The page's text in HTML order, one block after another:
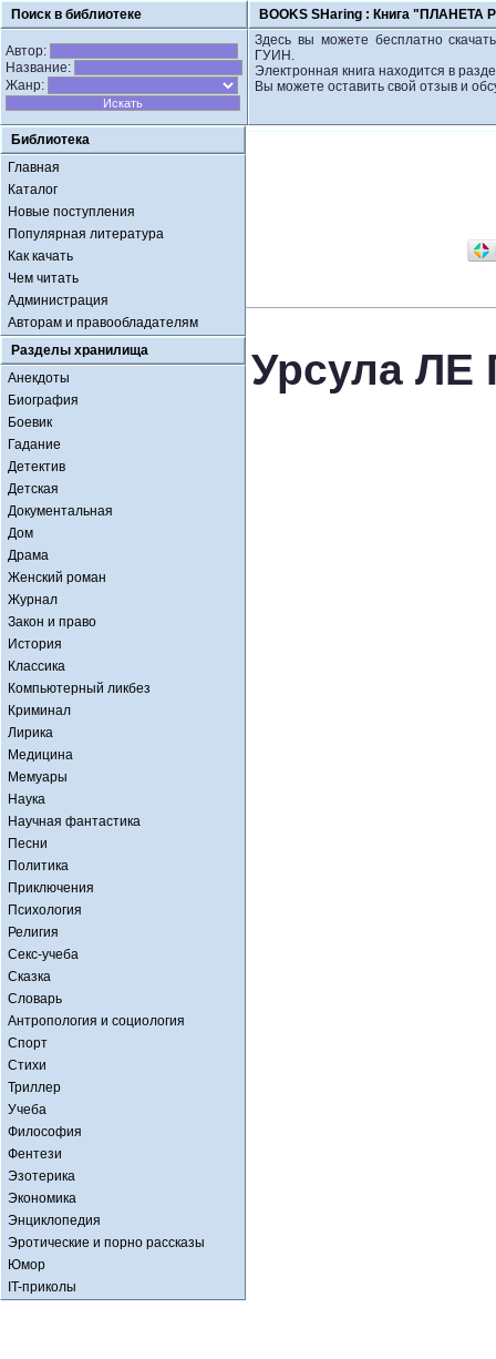
Поиск в библиотеке BOOKS SHaring : Книга "ПЛАНЕТА
Автор:
Название:
Жанр:
Здесь вы можете бесплатно
ГУИН.
Электронная книга находится в
Вы можете оставить свой отзыв и
Библиотека
Главная
Каталог
Новые поступления
Популярная литература
Как качать
Чем читать
Администрация
Авторам и правообладателям
Разделы хранилища
Анекдоты
Биография
Боевик
Гадание
Детектив
Детская
Документальная
Дом
Драма
Женский роман
Журнал
Закон и право
История
Классика
Компьютерный ликбез
Криминал
Лирика
Медицина
Мемуары
Наука
Научная фантастика
Песни
Политика
Приключения
Психология
Религия
Секс-учеба
Сказка
Словарь
Антропология и социология
Спорт
Стихи
Триллер
Учеба
Философия
Фентези
Эзотерика
Экономика
Энциклопедия
Эротические и порно рассказы
Юмор
IT-приколы
Урсула